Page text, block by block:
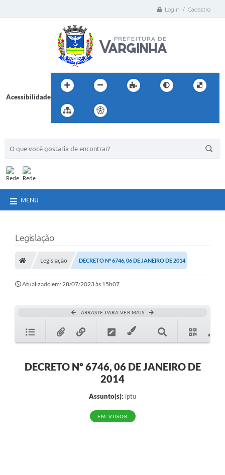
Login / Cadastro
Acessibilidade
MENU
Legislação
Legislação DECRETO Nº 6746, 06 DE JANEIRO DE 2014
Atualizado em: 28/07/2023 às 15h07
ARRASTE PARA VER MAIS
DECRETO Nº 6746, 06 DE JANEIRO DE
2014
Assunto(s): iptu
EM VIGOR